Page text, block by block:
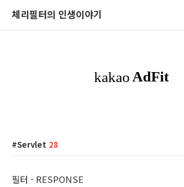
체리필터의 인생이야기
Servlet 28
필터 - RESPONSE